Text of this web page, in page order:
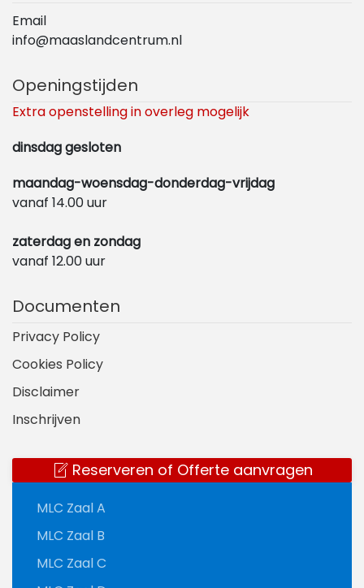
Email
info@maaslandcentrum.nl
Openingstijden
Extra openstelling in overleg mogelijk
dinsdag gesloten
maandag-woensdag-donderdag-vrijdag
vanaf 14.00 uur
zaterdag en zondag
vanaf 12.00 uur
Documenten
Privacy Policy
Cookies Policy
Disclaimer
Inschrijven
Reserveren of Offerte aanvragen
MLC Zaal A
MLC Zaal B
MLC Zaal C